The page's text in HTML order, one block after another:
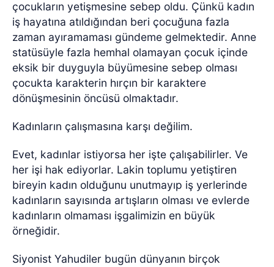
çocukların yetişmesine sebep oldu. Çünkü kadın
iş hayatına atıldığından beri çocuğuna fazla
zaman ayıramaması gündeme gelmektedir. Anne
statüsüyle fazla hemhal olamayan çocuk içinde
eksik bir duyguyla büyümesine sebep olması
çocukta karakterin hırçın bir karaktere
dönüşmesinin öncüsü olmaktadır.
Kadınların çalışmasına karşı değilim.
Evet, kadınlar istiyorsa her işte çalışabilirler. Ve
her işi hak ediyorlar. Lakin toplumu yetiştiren
bireyin kadın olduğunu unutmayıp iş yerlerinde
kadınların sayısında artışların olması ve evlerde
kadınların olmaması işgalimizin en büyük
örneğidir.
Siyonist Yahudiler bugün dünyanın birçok